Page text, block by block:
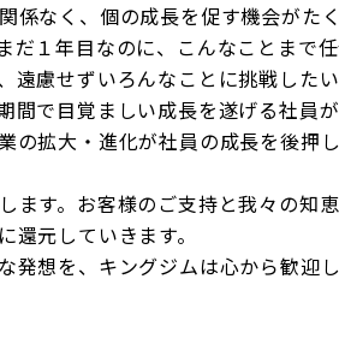
係なく、個の成長を促す機会がた
だ１年目なのに、こんなことまで
慮せずいろんなことに挑戦した
で目覚ましい成長を遂げる社員
拡大・進化が社員の成長を後押し
す。お客様のご支持と我々の知
元していきます。
想を、キングジムは心から歓迎